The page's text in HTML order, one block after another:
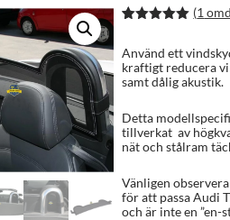
baserat på
kundrecens
ioner
(1
Använd ett
kraftigt reducera
samt dålig akustik.
Detta
tillverkat av
nät och stålram
Vänligen
för att passa Audi
och är inte en ”en-